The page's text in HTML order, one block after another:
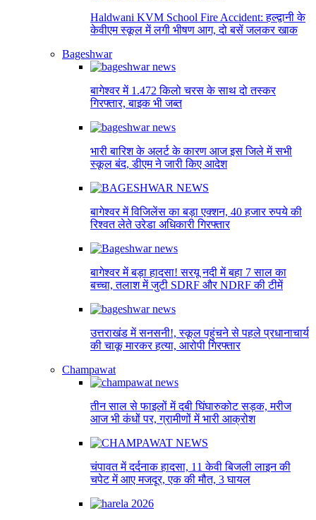
Haldwani KVM School Fire Accident: हल्द्वानी के
केवीएम स्कूल में लगी भीषण आग, दो बसें जलकर खाक
Bageshwar
बागेश्वर में 1.472 किलो चरस के साथ दो तस्कर
गिरफ्तार, बाइक भी जब्त
भारी बारिश के अलर्ट के कारण आज इस जिले में सभी
स्कूल बंद, डीएम ने जारी किए आदेश
बागेश्वर में विजिलेंस का बड़ा एक्शन, 40 हजार रुपये की
रिश्वत लेते उरेडा अधिकारी गिरफ्तार
बागेश्वर में बड़ा हादसा! सरयू नदी में बहा 7 साल का
बच्चा, तलाश में जुटी SDRF और NDRF की टीमें
उत्तराखंड में सनसनी!, स्कूल पहुंचने से पहले प्रधानाचार्य
की चाकू मारकर हत्या, आरोपी गिरफ्तार
Champawat
तीन साल से फाइलों में दबी घिंघारुकोट सड़क, मरीज
आज भी कंधों पर, ग्रामीणों में भारी आक्रोश
चंपावत में दर्दनाक हादसा, 11 केवी बिजली लाइन की
चपेट में आए मजदूर, एक की मौत, 3 घायल